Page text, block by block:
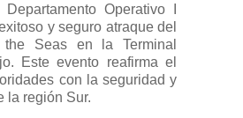
Operativo I
y seguro atraque del
Seas en la Terminal
Este evento reafirma el
con la seguridad y
la región Sur.